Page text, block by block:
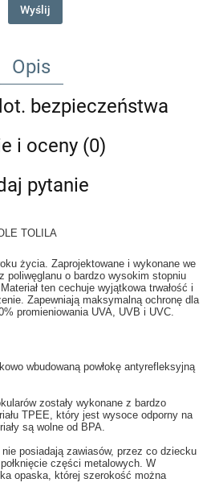
Wyślij
Opis
bezpieczeństwa
i oceny (0)
pytanie
TOLILA
życia. Zaprojektowane i wykonane we
poliwęglanu o bardzo wysokim stopniu
ten cechuje wyjątkowa trwałość i
Zapewniają maksymalną ochronę dla
promieniowania UVA, UVB i UVC.
wbudowaną powłokę antyrefleksyjną
zostały wykonane z bardzo
TPEE, który jest wysoce odporny na
są wolne od BPA.
posiadają zawiasów, przez co dziecku
części metalowych. W
opaska, której szerokość można